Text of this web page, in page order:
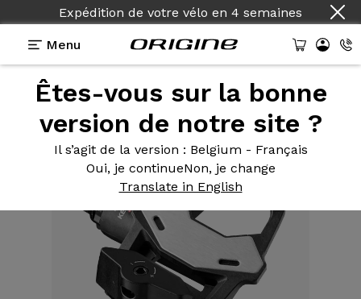
Expédition de votre vélo en 4 semaines
Menu
Êtes-vous sur la bonne
version de notre site ?
Il s’agit de la version : Belgium - Français
Oui, je continueNon, je change
Translate in English
Equipements>Pédales >Keo 2 Max Carbone